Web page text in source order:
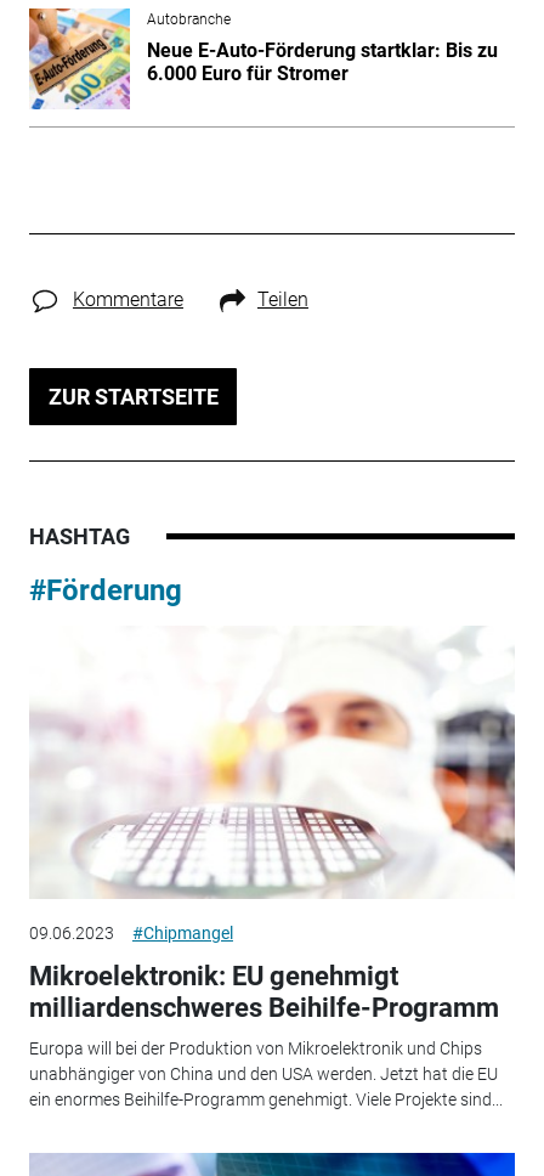
Autobranche
Neue E-Auto-Förderung startklar: Bis zu
6.000 Euro für Stromer
Kommentare Teilen
ZUR STARTSEITE
HASHTAG
#Förderung
09.06.2023 #Chipmangel
Mikroelektronik: EU genehmigt
milliardenschweres Beihilfe-Programm
Europa will bei der Produktion von Mikroelektronik und Chips
unabhängiger von China und den USA werden. Jetzt hat die EU
ein enormes Beihilfe-Programm genehmigt. Viele Projekte sind...